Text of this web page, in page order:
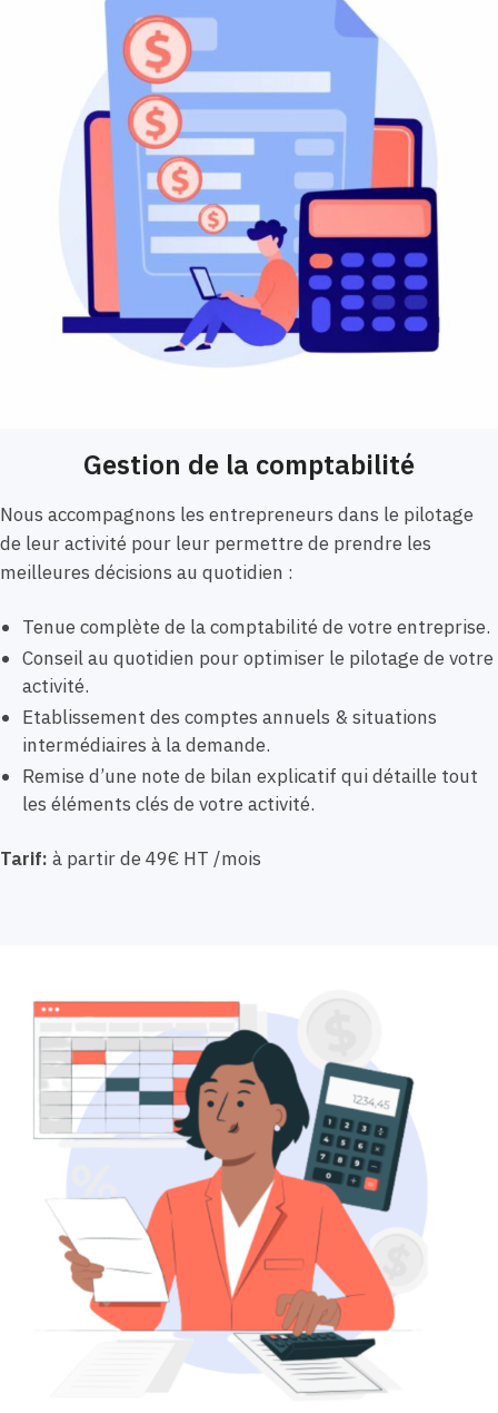
Gestion de la comptabilité
Nous accompagnons les entrepreneurs dans le pilotage
de leur activité pour leur permettre de prendre les
meilleures décisions au quotidien :
Tenue complète de la comptabilité de votre entreprise.
Conseil au quotidien pour optimiser le pilotage de votre
activité.
Etablissement des comptes annuels & situations
intermédiaires à la demande.
Remise d’une note de bilan explicatif qui détaille tout
les éléments clés de votre activité.
Tarif: à partir de 49€ HT /mois